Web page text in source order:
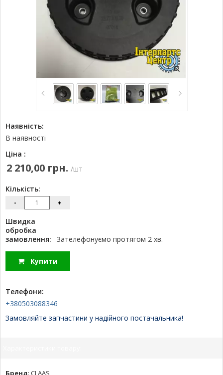
Наявність:
В наявності
Ціна :
2 210,00 грн. /шт
Кількість:
- +
Швидка
обробка
замовлення:
Зателефонуємо протягом 2 хв.
Купити
Телефони:
+380503088346
Замовляйте запчастини у надійного постачальника!
Бренд: CLAAS